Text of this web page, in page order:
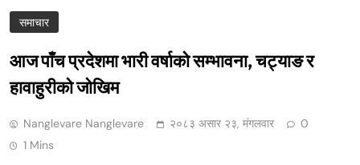
समाचार
आज पाँच प्रदेशमा भारी वर्षाको सम्भावना, चट्याङ र
हावाहुरीको जोखिम
Nanglevare Nanglevare २०८३ असार २३, मंगलवार
0
1 Mins